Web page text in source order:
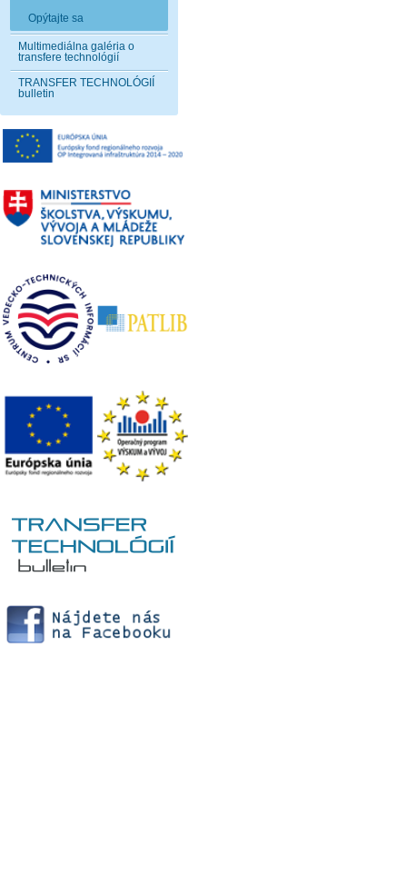
Opýtajte sa
Multimediálna galéria o
transfere technológií
TRANSFER TECHNOLÓGIÍ
bulletin